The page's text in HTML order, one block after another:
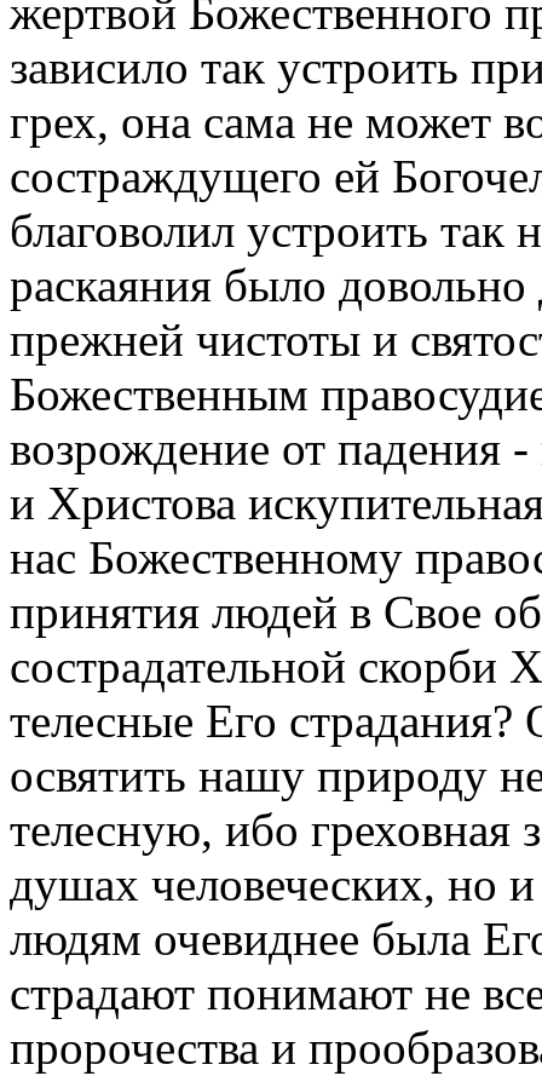
жертвой Божественного
зависило так устроить
грех, она сама не может
состраждущего ей
благоволил устроить
раскаяния было довольно
прежней чистоты и
Божественным
возрождение от падения
и Христова
нас Божественному
принятия людей в Свое
сострадательной скорби
телесные Его
освятить нашу природу
телесную, ибо греховная
душах человеческих, но
людям очевиднее была
страдают понимают не
пророчества и